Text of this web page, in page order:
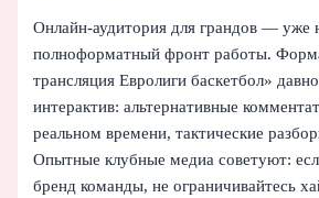
Онлайн-аудитория для грандов — уже
полноформатный фронт работы.
трансляция Евролиги баскетбол»
интерактив: альтернативные
реальном времени, тактические
Опытные клубные медиа советуют:
бренд команды, не ограничивайтесь